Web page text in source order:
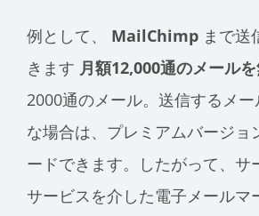
例として、 MailChimp まで送
きます 月額12,000通のメール
2000通のメール。送信するメ
な場合は、プレミアムバージョ
ードできます。したがって、サ
サービスを介した電子メールマ